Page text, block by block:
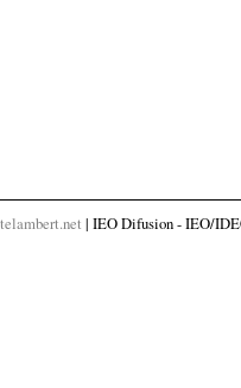
| IEO Difusion - IEO/